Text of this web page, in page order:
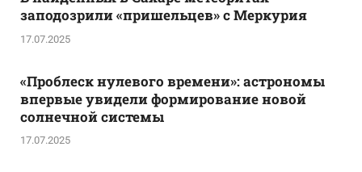
заподозрили «пришельцев» с Меркурия
17.07.2025
«Проблеск нулевого времени»: астрономы
впервые увидели формирование новой
солнечной системы
17.07.2025